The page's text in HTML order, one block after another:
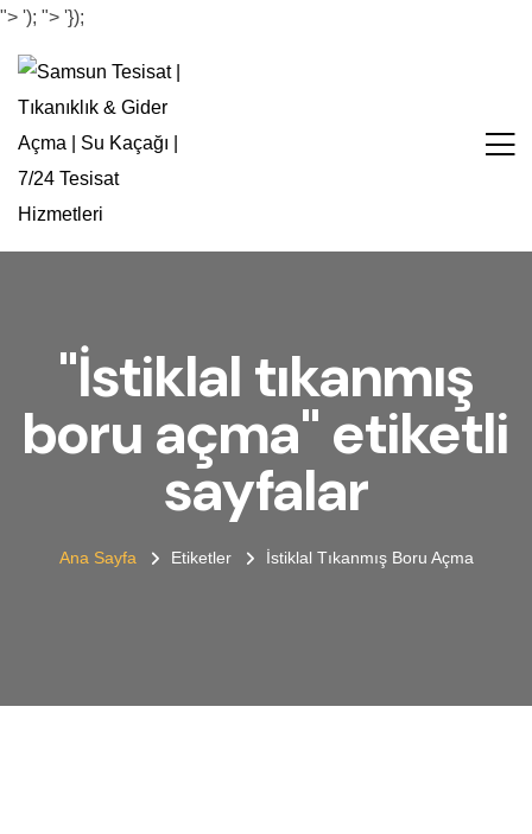
"> '); "> '});
"İstiklal tıkanmış
boru açma" etiketli
sayfalar
Ana Sayfa Etiketler İstiklal Tıkanmış Boru Açma